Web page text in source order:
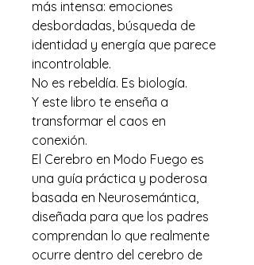
más intensa: emociones
desbordadas, búsqueda de
identidad y energía que parece
incontrolable.
No es rebeldía. Es biología.
Y este libro te enseña a
transformar el caos en
conexión.
El Cerebro en Modo Fuego es
una guía práctica y poderosa
basada en Neurosemántica,
diseñada para que los padres
comprendan lo que realmente
ocurre dentro del cerebro de